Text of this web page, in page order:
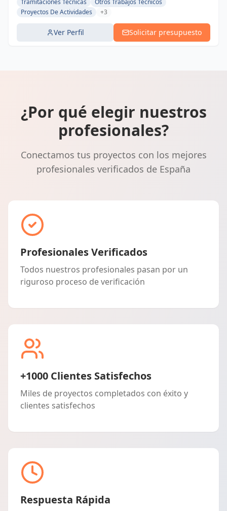
Tramitaciones Técnicas
Otros Trabajos Técnicos
Proyectos De Actividades
+3
Ver Perfil Solicitar presupuesto
¿Por qué elegir nuestros
profesionales?
Conectamos tus proyectos con los mejores
profesionales verificados de España
Profesionales Verificados
Todos nuestros profesionales pasan por un
riguroso proceso de verificación
+1000 Clientes Satisfechos
Miles de proyectos completados con éxito y
clientes satisfechos
Respuesta Rápida